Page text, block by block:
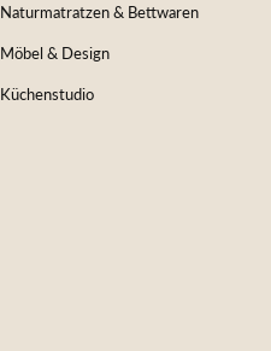
Naturmatratzen & Bettwaren
Möbel & Design
Küchenstudio